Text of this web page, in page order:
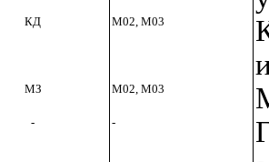
КД М02, М03
МЗ М02, М03
- -